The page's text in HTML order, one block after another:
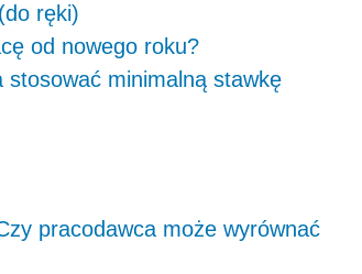
ręki)
od nowego roku?
minimalną stawkę
pracodawca może wyrównać